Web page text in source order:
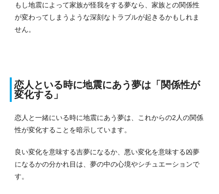
もし地震によって家族が怪我をする夢なら、家族との関係性
が変わってしまうような深刻なトラブルが起きるかもしれま
せん。
恋人といる時に地震にあう夢は「関係性が
変化する」
恋人と一緒にいる時に地震にあう夢は、これからの2人の関係
性が変化することを暗示しています。
良い変化を意味する吉夢になるか、悪い変化を意味する凶夢
になるかの分かれ目は、夢の中の心境やシチュエーションで
す。